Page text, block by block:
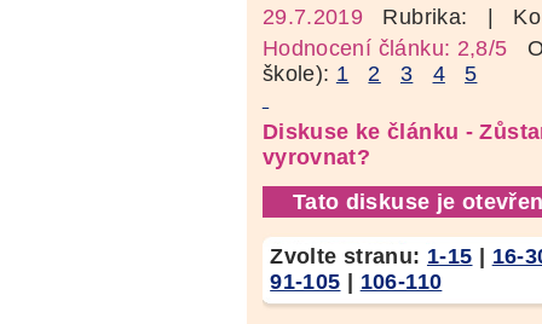
29.7.2019 Rubrika:
|
Hodnocení článku: 2,8/5
škole): 1 2 3 4 5
Diskuse ke článku -
vyrovnat?
Tato diskuse je
Zvolte stranu: 1-15 | 16-
91-105 | 106-110